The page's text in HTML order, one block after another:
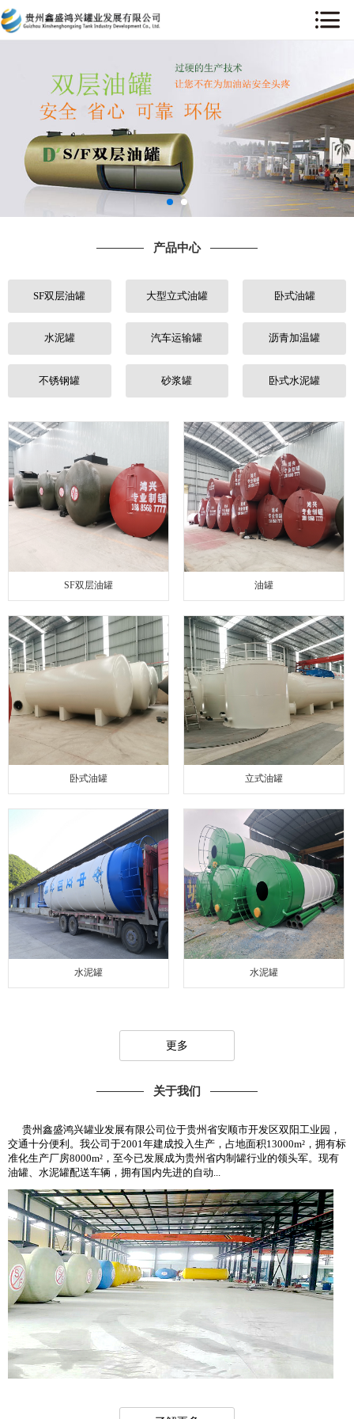
产品中心
SF双层油罐 大型立式油罐 卧式油罐
水泥罐 汽车运输罐 沥青加温罐
不锈钢罐 砂浆罐 卧式水泥罐
SF双层油罐 油罐
卧式油罐 立式油罐
水泥罐 水泥罐
更多
关于我们
贵州鑫盛鸿兴罐业发展有限公司位于贵州省安顺市开发区双阳工业园，
交通十分便利。我公司于2001年建成投入生产，占地面积13000m²，拥有标
准化生产厂房8000m²，至今已发展成为贵州省内制罐行业的领头军。现有
油罐、水泥罐配送车辆，拥有国内先进的自动...
关于我们
产品中心
工程案例
售后服务
行业动态
人才招聘
联系我们